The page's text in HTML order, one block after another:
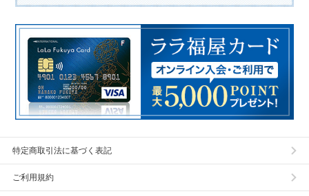
特定商取引法に基づく表記
ご利用規約